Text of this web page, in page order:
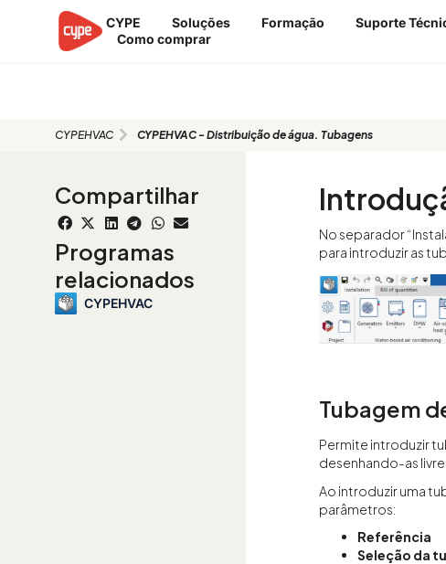
CYPE Soluções Formação Suporte
Como comprar
CYPEHVAC CYPEHVAC - Distribuição de água. Tubagens
Compartilhar
Programas
relacionados
CYPEHVAC
No separador
para introduzir as
Tubagem
Permite introduzir
desenhando-as
Ao introduzir uma
parâmetros:
Referência
Seleção da